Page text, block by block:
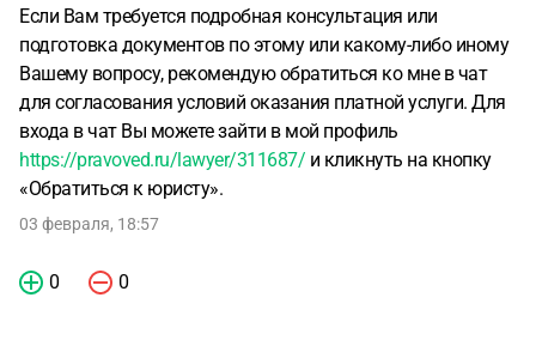
Если Вам требуется подробная консультация или
подготовка документов по этому или какому-либо иному
Вашему вопросу, рекомендую обратиться ко мне в чат
для согласования условий оказания платной услуги. Для
входа в чат Вы можете зайти в мой профиль
https://pravoved.ru/lawyer/311687/ и кликнуть на кнопку
«Обратиться к юристу».
03 февраля, 18:57
0 0